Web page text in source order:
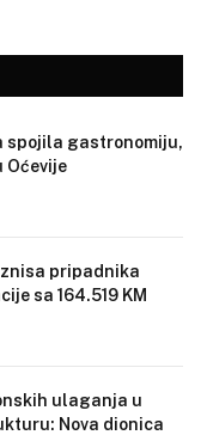
spojila gastronomiju,
Oćevije
pripadnika
sa 164.519 KM
ulaganja u
Nova dionica